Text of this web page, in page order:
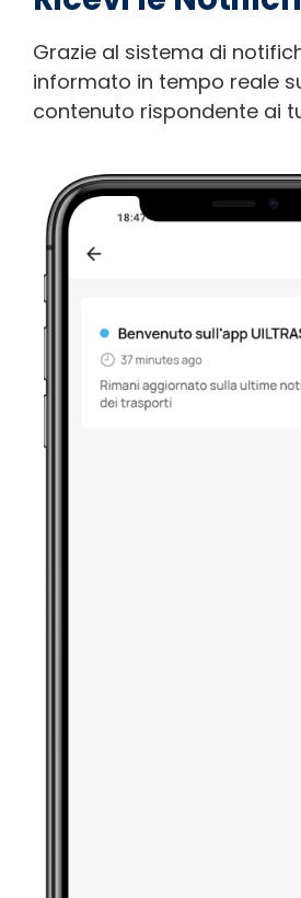
Grazie al sistema di
informato in tempo reale
contenuto rispondente ai